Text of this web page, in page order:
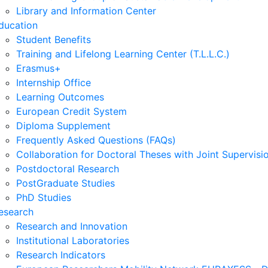
Library and Information Center
Student Benefits
Training and Lifelong Learning Center (T.L.L.C.)
Erasmus+
Internship Office
Learning Outcomes
European Credit System
Diploma Supplement
Frequently Asked Questions (FAQs)
Collaboration for Doctoral Theses with Joint
Postdoctoral Research
PostGraduate Studies
PhD Studies
Research and Innovation
Institutional Laboratories
Research Indicators